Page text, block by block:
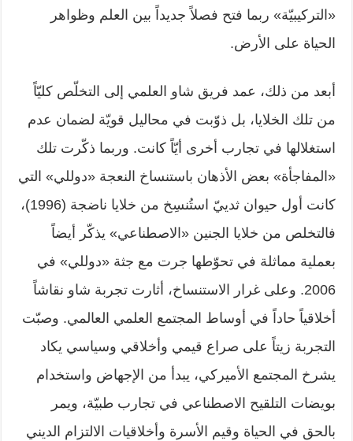
«التركيبيّة» ربما فتح فصلاً جديداً بين العلم وظواهر
الحياة على الأرض.
أبعد من ذلك، عمد فريق شاو العلمي إلى التخلّص كليّاً
من تلك الخلايا، بل ذوّبت في محاليل قويّة لضمان عدم
استغلالها في تجارب أخرى أيّاً كانت. وربما ذكّرت تلك
«المفاجأة» بعض الأذهان باستنساخ النعجة «دوللي» التي
كانت أول حيوان ثدييّ استُنسِخ من خلايا ناضجة (1996)،
فالتخلص من خلايا الجنين «الاصطناعي» يذكّر أيضاً
بعملية مماثلة في تحوّطها جرت مع جثة «دوللي» في
2006. وعلى غرار الاستنساخ، أثارت تجربة شاو نقاشاً
أخلاقياً حاداً في أوساط المجتمع العلمي العالمي. وصبّت
التجربة زيتاً على صراع قيمي وأخلاقي وسياسي يكاد
يشرخ المجتمع الأميركي، يبدأ من الإجهاض واستخدام
بويضات التلقيح الاصطناعي في تجارب طبيّة، ويمر
بالحق في الحياة وقيم الأسرة وأخلاقيات الالتزام الديني